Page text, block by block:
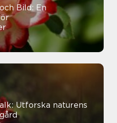
Bild: En
Utforska naturens